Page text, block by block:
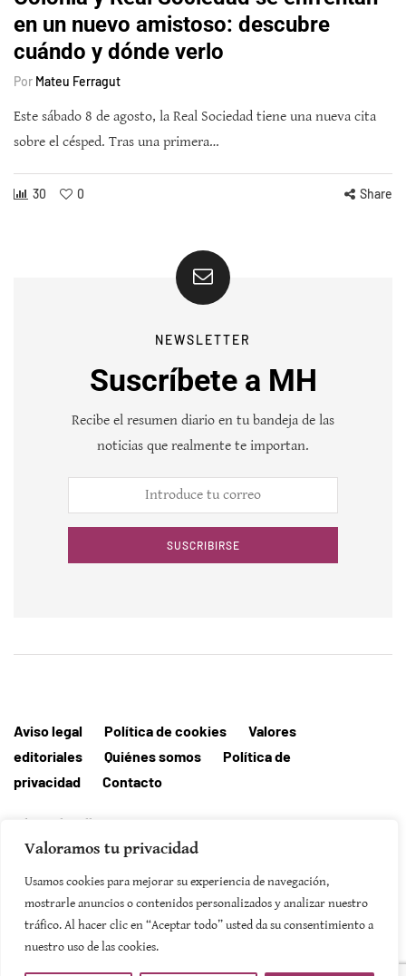
Valoramos tu privacidad
Usamos cookies para mejorar su experiencia de navegación,
mostrarle anuncios o contenidos personalizados y analizar nuestro
tráfico. Al hacer clic en “Aceptar todo” usted da su consentimiento a
nuestro uso de las cookies.
en un nuevo amistoso: descubre
cuándo y dónde verlo
Por Mateu Ferragut
Este sábado 8 de agosto, la Real Sociedad tiene una nueva cita
sobre el césped. Tras una primera…
30 0 Share
NEWSLETTER
Suscríbete a MH
Recibe el resumen diario en tu bandeja de las
noticias que realmente te importan.
SUSCRIBIRSE
Aviso legal Política de cookies
Valores
editoriales
Quiénes somos
Política de
privacidad
Contacto
Editorial MallorcaHora
SUSCRIBIRSE